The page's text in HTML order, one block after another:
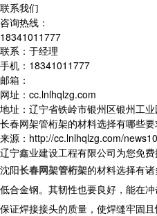
联系我们
咨询热线：
18341011777
联系：于经理
手机：18341011777
邮箱：
网址：cc.lnlhqlzg.com
地址：辽宁省铁岭市银州区银州工
长春网架管桁架的材料选择有哪些
来源：http://cc.lnlhqlzg.com/
辽宁鑫业建设工程有限公司为您免
沈阳长春网架管桁架的材料选择有
低合金钢。其韧性也要良好，能在
保证焊接接头的质量，使焊缝牢固